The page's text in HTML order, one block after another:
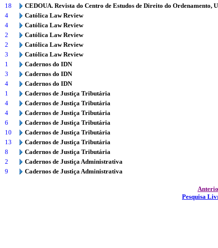
18
CEDOUA. Revista do Centro de Estudos de Direito do Ordenamento,
4
Católica Law Review
4
Católica Law Review
2
Católica Law Review
2
Católica Law Review
3
Católica Law Review
1
Cadernos do IDN
3
Cadernos do IDN
4
Cadernos do IDN
1
Cadernos de Justiça Tributária
4
Cadernos de Justiça Tributária
4
Cadernos de Justiça Tributária
6
Cadernos de Justiça Tributária
10
Cadernos de Justiça Tributária
13
Cadernos de Justiça Tributária
8
Cadernos de Justiça Tributária
2
Cadernos de Justiça Administrativa
9
Cadernos de Justiça Administrativa
Pesquisa